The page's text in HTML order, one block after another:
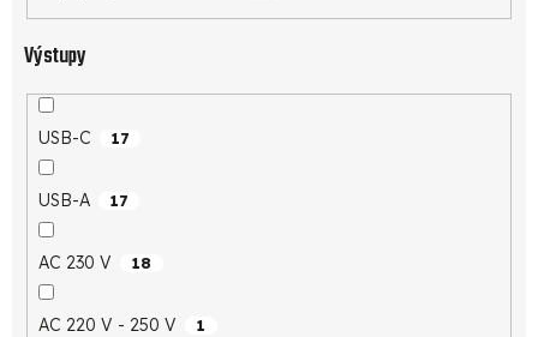
Výstupy
USB-C 17
USB-A 17
AC 230 V 18
AC 220 V - 250 V 1